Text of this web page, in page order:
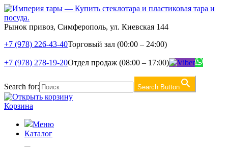
Рынок привоз, Симферополь, ул. Киевская 144
+7 (978) 226-43-40Торговый зал (00:00 – 24:00)
+7 (978) 278-19-20Отдел продаж (08:00 – 17:00)
Search for: Search Button
Корзина
Меню
Каталог